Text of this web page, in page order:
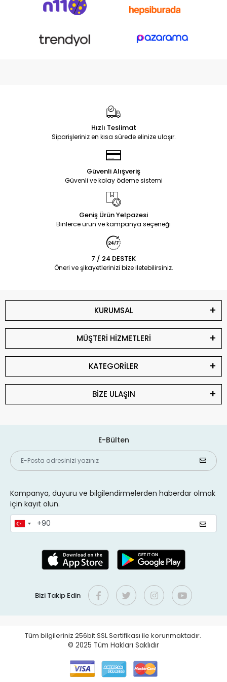
Hızlı Teslimat
Siparişleriniz en kısa sürede elinize ulaşır.
Güvenli Alışveriş
Güvenli ve kolay ödeme sistemi
Geniş Ürün Yelpazesi
Binlerce ürün ve kampanya seçeneği
7 / 24 DESTEK
Öneri ve şikayetlerinizi bize iletebilirsiniz.
KURUMSAL
MÜŞTERİ HİZMETLERİ
KATEGORİLER
BİZE ULAŞIN
E-Bülten
Kampanya, duyuru ve bilgilendirmelerden haberdar olmak
için kayıt olun.
Bizi Takip Edin
Tüm bilgileriniz 256bit SSL Sertifikası ile korunmaktadır.
© 2025 Tüm Hakları Saklıdır